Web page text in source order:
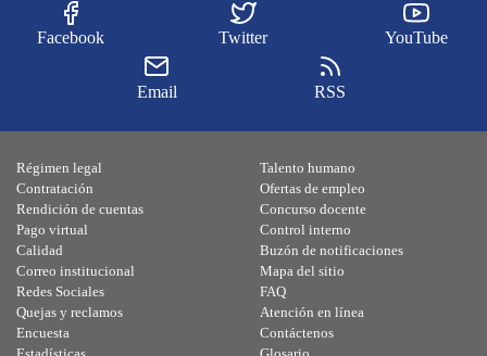
Facebook Twitter YouTube
Email RSS
Régimen legal
Contratación
Rendición de cuentas
Pago virtual
Calidad
Talento humano
Ofertas de empleo
Concurso docente
Control interno
Buzón de notificaciones
Correo institucional
Redes Sociales
Quejas y reclamos
Encuesta
Mapa del sitio
FAQ
Atención en línea
Contáctenos